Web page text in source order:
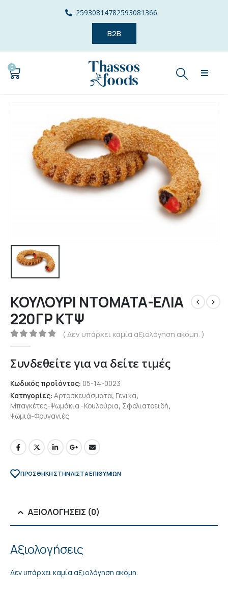
25930814782593081366
B2B
0
ΚΟΥΛΟΥΡΙ ΝΤΟΜΑΤΑ-ΕΛΙΑ
220ΓΡ ΚΤΨ
0out of 5
( Δεν υπάρχει καμία αξιολόγηση ακόμη. )
Συνδεθείτε για να δείτε τιμές
Κωδικός προϊόντος: 05-14-0023
Κατηγορίες: Αρτοσκευάσματα, Γενικα,
Μπαγκέτες-Ψωμάκια -Κουλούρια, Σφολιατοειδή,
Ψωμιά-Φρυγανιές
ΠΡΌΣΘΉΚΗ ΣΤΗΝ ΛΊΣΤΑ ΕΠΙΘΥΜΙΏΝ
ΑΞΙΟΛΟΓΉΣΕΙΣ (0)
Αξιολογήσεις
Δεν υπάρχει καμία αξιολόγηση ακόμη.